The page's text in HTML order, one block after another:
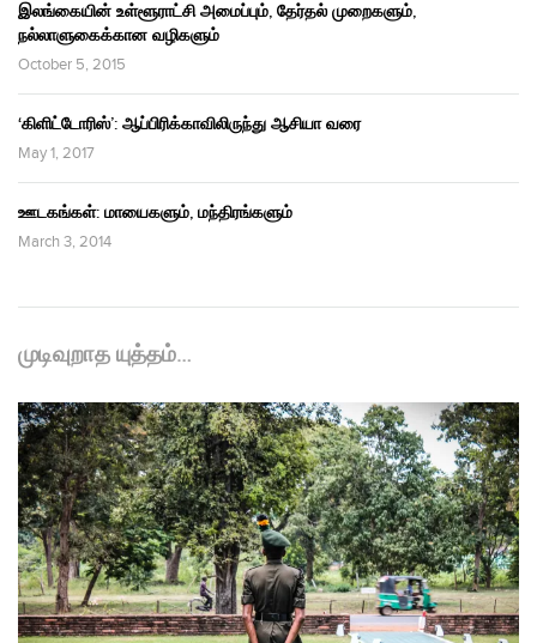
இலங்கையின் உள்ளூராட்சி அமைப்பும், தேர்தல் முறைகளும்,
நல்லாளுகைக்கான வழிகளும்
October 5, 2015
‘கிளிட்டோரிஸ்’: ஆப்பிரிக்காவிலிருந்து ஆசியா வரை
May 1, 2017
ஊடகங்கள்: மாயைகளும், மந்திரங்களும்
March 3, 2014
முடிவுறாத யுத்தம்…